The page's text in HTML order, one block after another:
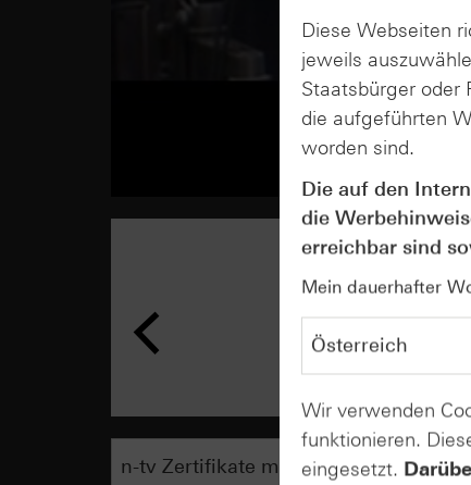
Diese Webseiten
jeweils
Staatsbürger oder
die aufgeführten
worden sind.
Die auf den
die
erreichbar sind
Mein dauerhafter
Wir verwenden
funktionieren.
eingesetzt.